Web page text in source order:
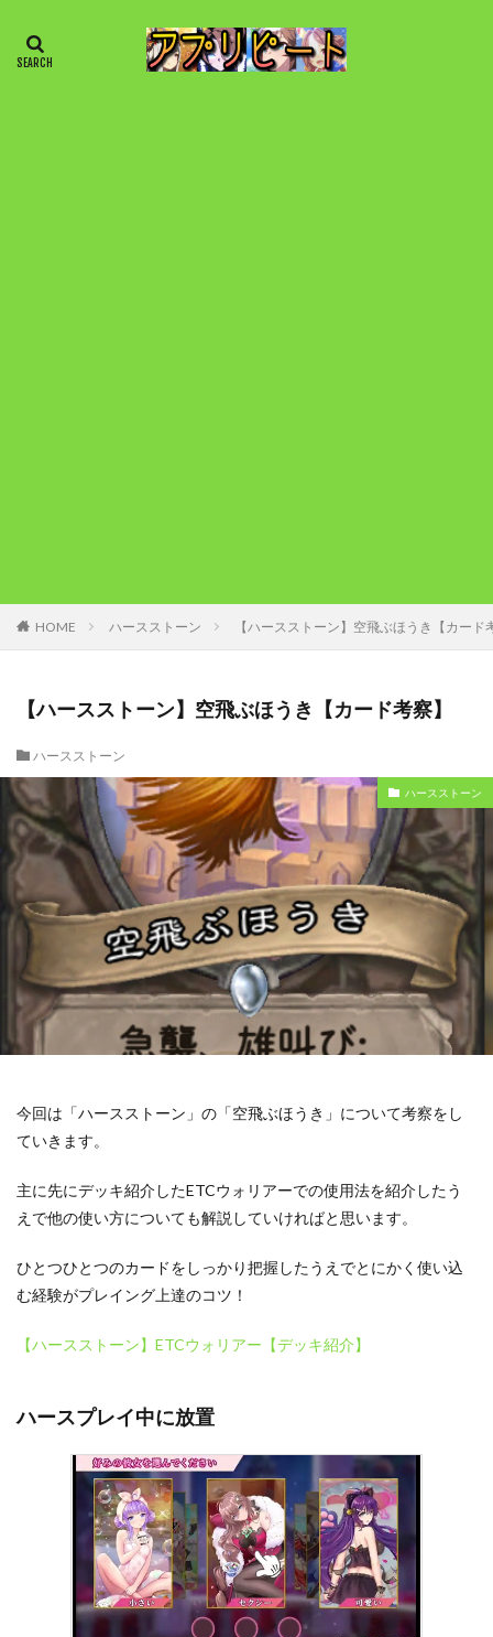
HOME ハースストーン 【ハースストーン】空飛ぶほうき【カード
【ハースストーン】空飛ぶほうき【カード考察】
ハースストーン
ハースストーン
今回は「ハースストーン」の「空飛ぶほうき」について考察をし
ていきます。
主に先にデッキ紹介したETCウォリアーでの使用法を紹介したう
えで他の使い方についても解説していければと思います。
ひとつひとつのカードをしっかり把握したうえでとにかく使い込
む経験がプレイング上達のコツ！
【ハースストーン】ETCウォリアー【デッキ紹介】
ハースプレイ中に放置